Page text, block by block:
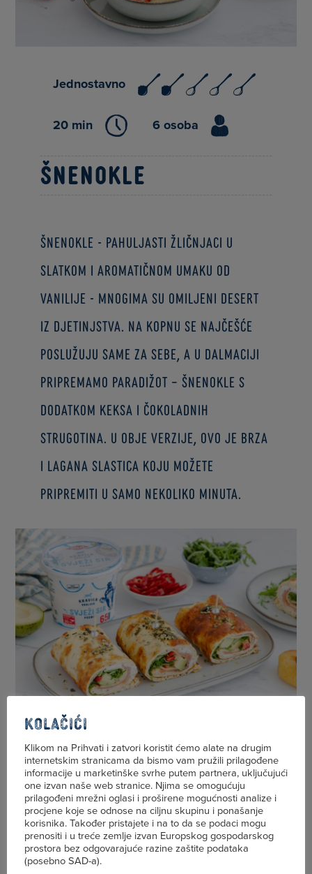
Jednostavno
20 min 6 osoba
Šnenokle
Šnenokle - pahuljasti žličnjaci u
slatkom i aromatičnom umaku od
vanilije - mnogima su omiljeni desert
iz djetinjstva. Na kopnu se najčešće
poslužuju same za sebe, a u Dalmaciji
pripremamo Paradižot – šnenokle s
dodatkom keksa i čokoladnih
strugotina. U obje verzije, ovo je brza
i lagana slastica koju možete
pripremiti u samo nekoliko minuta.
Jednostavno
35 min 4 osobe
Proteinski wrap
Kolačići
Klikom na Prihvati i zatvori koristit ćemo alate na drugim
internetskim stranicama da bismo vam pružili prilagođene
informacije u marketinške svrhe putem partnera, uključujući
one izvan naše web stranice. Njima se omogućuju
prilagođeni mrežni oglasi i proširene mogućnosti analize i
procjene koje se odnose na ciljnu skupinu i ponašanje
korisnika. Također pristajete i na to da se podaci mogu
prenositi i u treće zemlje izvan Europskog gospodarskog
prostora bez odgovarajuće razine zaštite podataka
(posebno SAD-a).